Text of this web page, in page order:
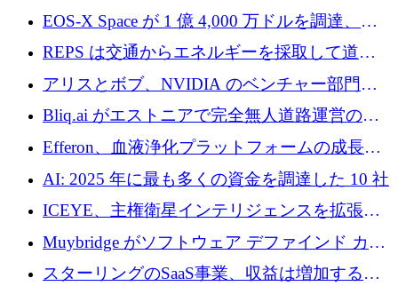
EOS-X Space が 1 億 4,000 万ドルを調達、
Mistral が Emmi AI を買収、Bliq がエストニア
での完全無人道路運営を承認
REPS は交通からエネルギーを採取して道路
を発電所に変えるために 2,360 万ドルを調達
アリスとボブ、NVIDIA のベンチャー部門か
らの投資でシリーズ B を拡大
Bliq.ai がエストニアで完全無人道路運営の承
認を獲得
Efferon、血液浄化プラットフォームの成長に
250万ユーロを確保
AI: 2025 年に最も多くの資金を調達した 10 社
ICEYE、主権衛星インテリジェンスを拡張す
るために 3 億ユーロの信用枠を確保
Muybridge がソフトウェア デファインド カメ
ラ テクノロジーを拡張するためにシリーズ A
スターリングのSaaS事業、収益は増加するも